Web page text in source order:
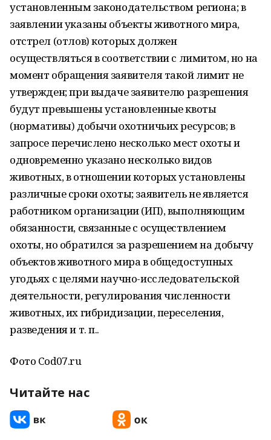
установленным законодательством региона; в
заявлении указаны объекты животного мира,
отстрел (отлов) которых должен
осуществляться в соответствии с лимитом, но на
момент обращения заявителя такой лимит не
утвержден; при выдаче заявителю разрешения
будут превышены установленные квоты
(нормативы) добычи охотничьих ресурсов; в
запросе перечислено несколько мест охоты и
одновременно указано несколько видов
животных, в отношении которых установлены
различные сроки охоты; заявитель не является
работником организации (ИП), выполняющим
обязанности, связанные с осуществлением
охоты, но обратился за разрешением на добычу
объектов животного мира в общедоступных
угодьях с целями научно-исследовательской
деятельности, регулирования численности
животных, их гибридизации, переселения,
разведения и т. п..
Фото Cod07.ru
Читайте нас